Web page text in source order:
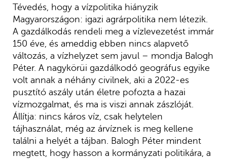
Tévedés, hogy a vízpolitika hiányzik
Magyarországon: igazi agrárpolitika nem létezik.
A gazdálkodás rendeli meg a vízlevezetést immár
150 éve, és ameddig ebben nincs alapvető
változás, a vízhelyzet sem javul – mondja Balogh
Péter. A nagykörüi gazdálkodó geográfus egyike
volt annak a néhány civilnek, aki a 2022-es
pusztító aszály után életre pofozta a hazai
vízmozgalmat, és ma is viszi annak zászlóját.
Állítja: nincs káros víz, csak helytelen
tájhasználat, még az árvíznek is meg kellene
találni a helyét a tájban. Balogh Péter mindent
megtett, hogy hasson a kormányzati politikára, a